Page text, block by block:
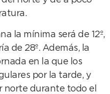
la mínima será de 12º,
de 28º. Además, la
en la que los
por la tarde, y
norte durante todo el